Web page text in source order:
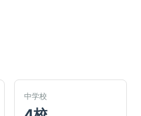
中学校